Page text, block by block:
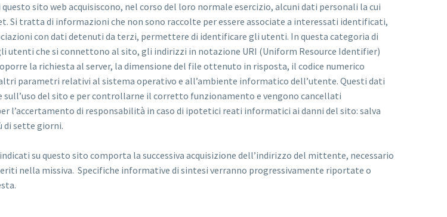
sito web acquisiscono, nel corso del loro normale esercizio, alcuni dati personali la cui
Si tratta di informazioni che non sono raccolte per essere associate a interessati identificati,
con dati detenuti da terzi, permettere di identificare gli utenti. In questa categoria di
che si connettono al sito, gli indirizzi in notazione URI (Uniform Resource Identifier)
la richiesta al server, la dimensione del file ottenuto in risposta, il codice numerico
parametri relativi al sistema operativo e all’ambiente informatico dell’utente. Questi dati
del sito e per controllarne il corretto funzionamento e vengono cancellati
l’accertamento di responsabilità in caso di ipotetici reati informatici ai danni del sito: salva
di sette giorni.
su questo sito comporta la successiva acquisizione dell’indirizzo del mittente, necessario
nella missiva. Specifiche informative di sintesi verranno progressivamente riportate o